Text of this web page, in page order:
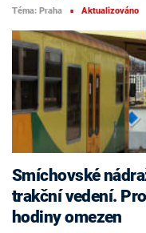
Téma: Praha ■ Aktualizováno
Smíchovské
trakční vedení.
hodiny omezen